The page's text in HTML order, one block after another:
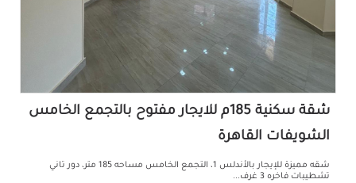
شقة سكنية 185م للايجار مفتوح بالتجمع الخامس
الشويفات القاهرة
شقه مميزة للإيجار بالأندلس 1، التجمع الخامس مساحه 185 متر، دور تاني
تشطيبات فاخره 3 غرف...